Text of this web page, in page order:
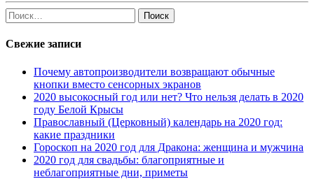
Найти:
Свежие записи
Почему автопроизводители возвращают обычные
кнопки вместо сенсорных экранов
2020 высокосный год или нет? Что нельзя делать в 2020
году Белой Крысы
Православный (Церковный) календарь на 2020 год:
какие праздники
Гороскоп на 2020 год для Дракона: женщина и мужчина
2020 год для свадьбы: благоприятные и
неблагоприятные дни, приметы